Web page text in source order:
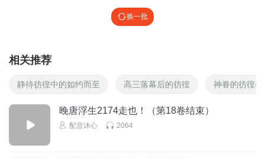
换一批
相关推荐
静待彷徨中的如约而至 高三落幕后的彷徨 神眷的彷徨者
晚唐浮生2174走也！（第18卷结束）
配音沐心 2064